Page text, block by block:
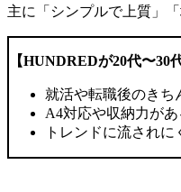
主に「シンプルで上質」
【HUNDREDが20代〜30
就活や転職後のきち
A4対応や収納力が
トレンドに流され